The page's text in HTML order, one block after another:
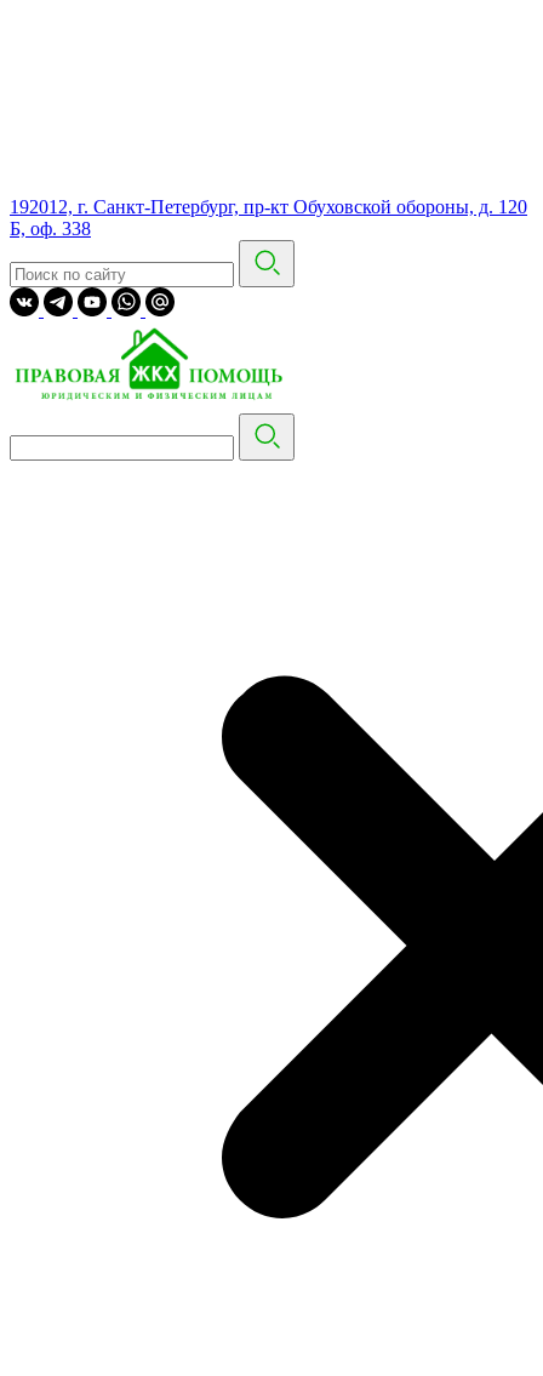
192012, г. Санкт-Петербург, пр-кт Обуховской обороны, д. 120
Б, оф. 338